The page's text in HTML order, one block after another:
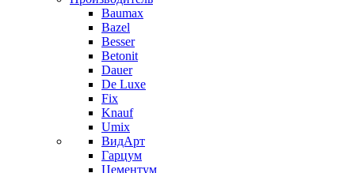
Baumax
Bazel
Besser
Betonit
Dauer
De Luxe
Fix
Knauf
Umix
ВидАрт
Гарцум
Цементум